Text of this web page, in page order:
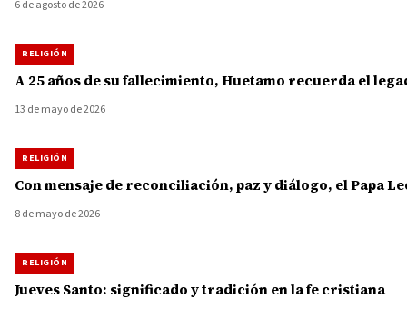
6 de agosto de 2026
RELIGIÓN
A 25 años de su fallecimiento, Huetamo recuerda el
13 de mayo de 2026
RELIGIÓN
Con mensaje de reconciliación, paz y diálogo, el Papa
8 de mayo de 2026
RELIGIÓN
Jueves Santo: significado y tradición en la fe cristiana